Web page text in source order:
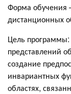
Форма обучения
дистанционных
Цель
представлений
создание
инвариантных
областях,